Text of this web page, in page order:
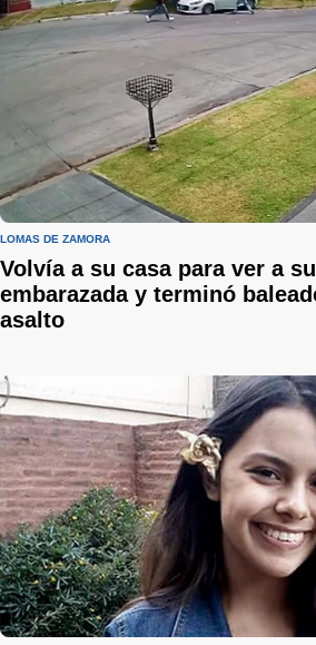
LOMAS DE ZAMORA
Volvía a su casa para ver a
embarazada y terminó
asalto